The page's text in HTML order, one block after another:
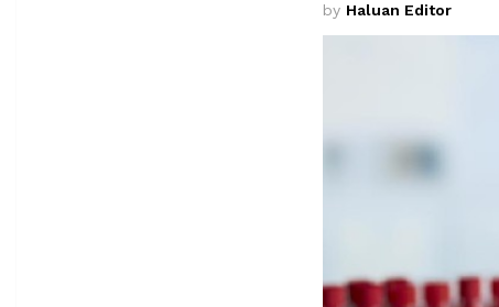
by Haluan Editor